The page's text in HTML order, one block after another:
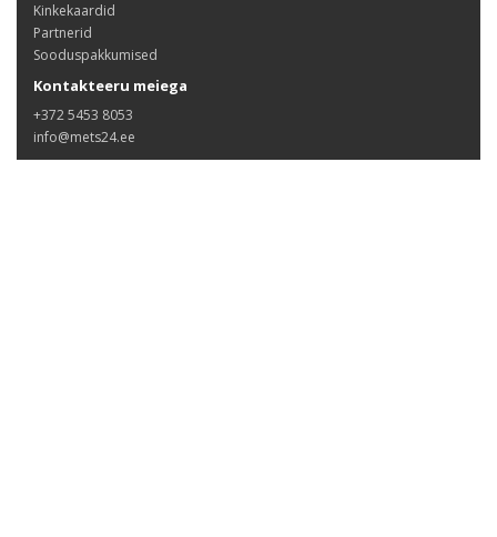
Kinkekaardid
Partnerid
Sooduspakkumised
Kontakteeru meiega
+372 5453 8053
info@mets24.ee